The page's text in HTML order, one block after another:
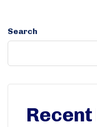
Search
Recent